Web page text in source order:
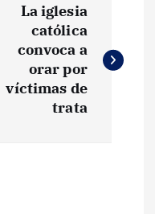
La iglesia
católica
convoca a
orar por
víctimas de
trata